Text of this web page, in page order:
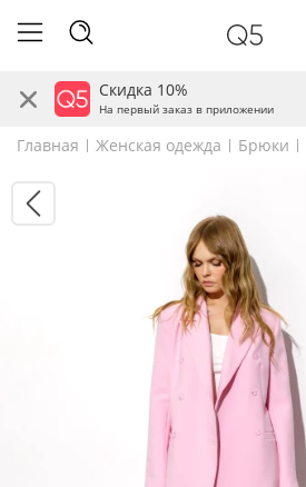
Скидка 10%
На первый заказ в приложении
Главная Женская одежда Брюки